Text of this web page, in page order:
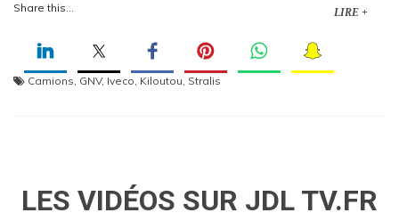
Share this... LIRE +
Camions, GNV, Iveco, Kiloutou, Stralis
LES VIDÉOS SUR JDL TV.FR